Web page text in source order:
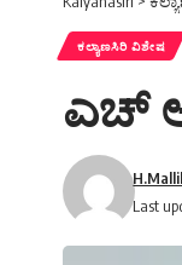
ಕಲ್ಯಾಣಸಿರಿ ವಿಶೇಷ
ಎಚ್
Last